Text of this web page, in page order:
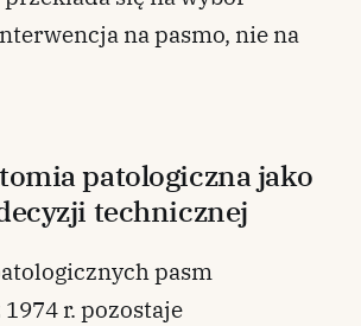
na pasmo, nie na
patologiczna jako
technicznej
pasm
r. pozostaje